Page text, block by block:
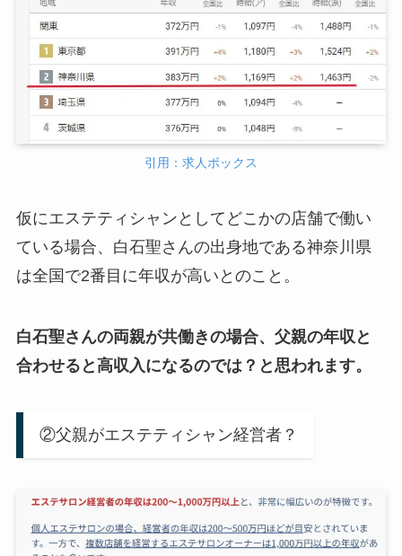
引用：求人ボックス
仮にエステティシャンとしてどこかの店舗で働い
ている場合、白石聖さんの出身地である神奈川県
は全国で2番目に年収が高いとのこと。
白石聖さんの両親が共働きの場合、父親の年収と
合わせると高収入になるのでは？と思われます。
②父親がエステティシャン経営者？